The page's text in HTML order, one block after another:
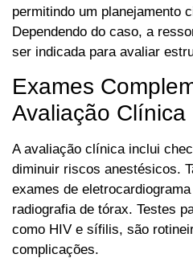
permitindo um planejamento
Dependendo do caso, a
ser indicada para avaliar
Exames
Avaliação Clínica
A avaliação clínica inclui
diminuir riscos anestésicos.
exames de
radiografia de tórax. Testes
como HIV e sífilis, são
complicações.